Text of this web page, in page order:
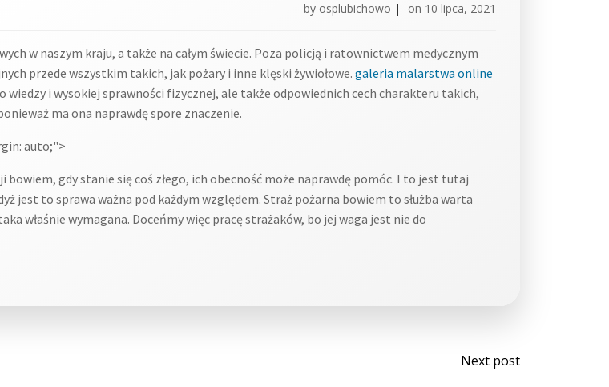
by osplubichowo | on 10 lipca, 2021
w naszym kraju, a także na całym świecie. Poza policją i ratownictwem medycznym
przede wszystkim takich, jak pożary i inne klęski żywiołowe. galeria malarstwa online
i wysokiej sprawności fizycznej, ale także odpowiednich cech charakteru takich,
ma ona naprawdę spore znaczenie.
auto;">
bowiem, gdy stanie się coś złego, ich obecność może naprawdę pomóc. I to jest tutaj
jest to sprawa ważna pod każdym względem. Straż pożarna bowiem to służba warta
właśnie wymagana. Doceńmy więc pracę strażaków, bo jej waga jest nie do
Post
Next post